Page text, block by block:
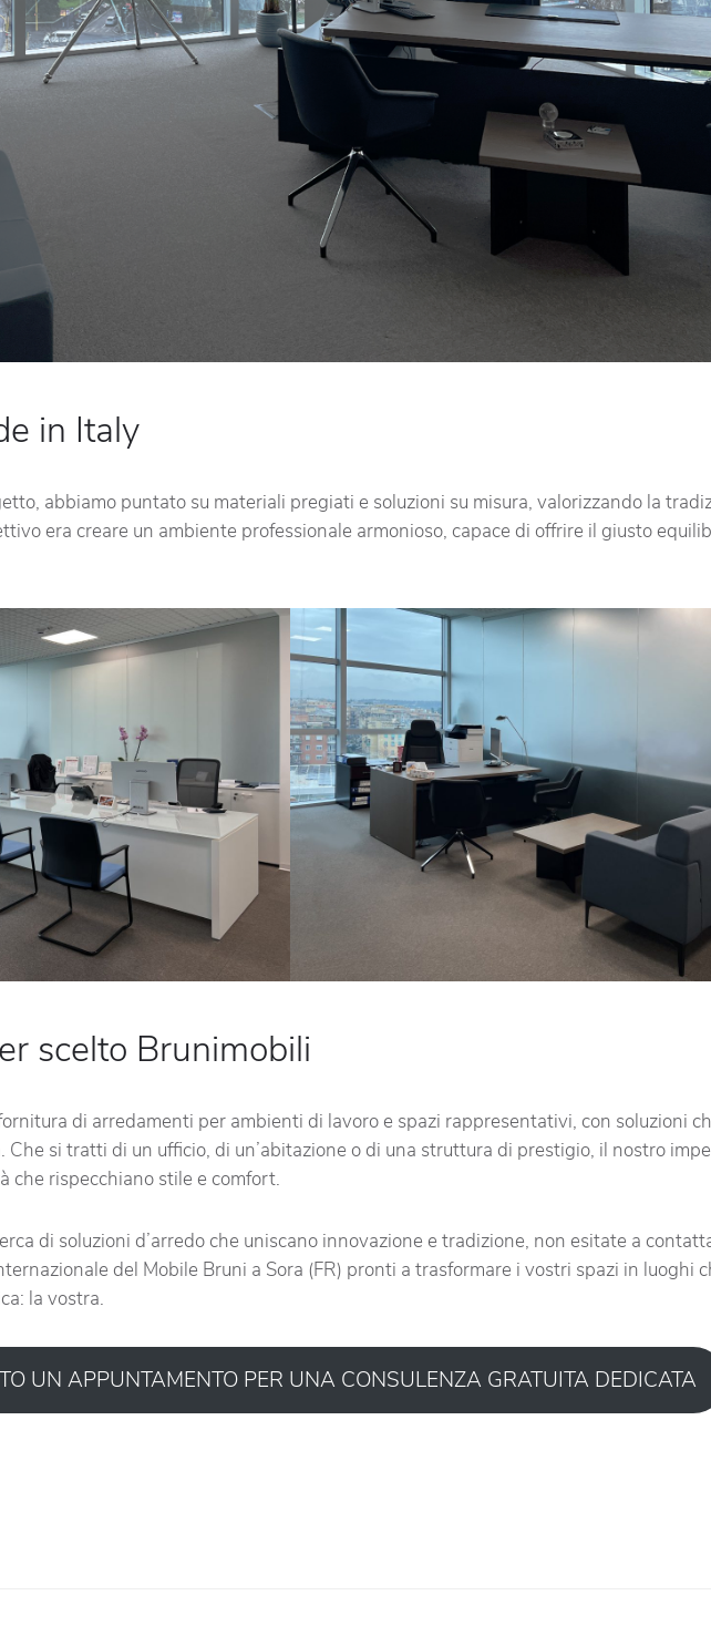
in Italy
abbiamo puntato su materiali pregiati e soluzioni su misura, valorizzando la
era creare un ambiente professionale armonioso, capace di offrire il giusto
scelto Brunimobili
di arredamenti per ambienti di lavoro e spazi rappresentativi, con soluzioni
Che si tratti di un ufficio, di un’abitazione o di una struttura di prestigio, il nostro
che rispecchiano stile e comfort.
di soluzioni d’arredo che uniscano innovazione e tradizione, non esitate a
del Mobile Bruni a Sora (FR) pronti a trasformare i vostri spazi in luoghi
la vostra.
UN APPUNTAMENTO PER UNA CONSULENZA GRATUITA DEDICATA